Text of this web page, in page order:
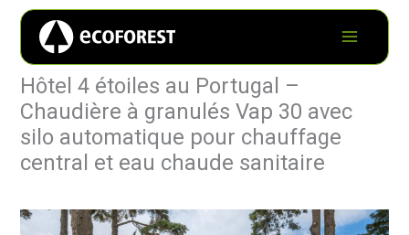
Hôtel 4 étoiles au Portugal –
Chaudière à granulés Vap 30 avec
silo automatique pour chauffage
central et eau chaude sanitaire